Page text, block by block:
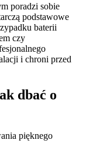
poradzi sobie
podstawowe
baterii
czy
i chroni przed
dbać o
pięknego